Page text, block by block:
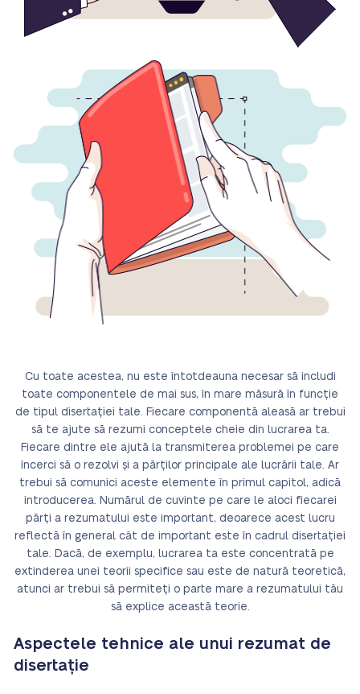
Cu toate acestea, nu este întotdeauna necesar să includi
toate componentele de mai sus, în mare măsură în funcție
de tipul disertației tale. Fiecare componentă aleasă ar trebui
să te ajute să rezumi conceptele cheie din lucrarea ta.
Fiecare dintre ele ajută la transmiterea problemei pe care
încerci să o rezolvi și a părților principale ale lucrării tale. Ar
trebui să comunici aceste elemente în primul capitol, adică
introducerea. Numărul de cuvinte pe care le aloci fiecarei
părți a rezumatului este important, deoarece acest lucru
reflectă în general cât de important este în cadrul disertației
tale. Dacă, de exemplu, lucrarea ta este concentrată pe
extinderea unei teorii specifice sau este de natură teoretică,
atunci ar trebui să permiteți o parte mare a rezumatului tău
să explice această teorie.
Aspectele tehnice ale unui rezumat de
disertație